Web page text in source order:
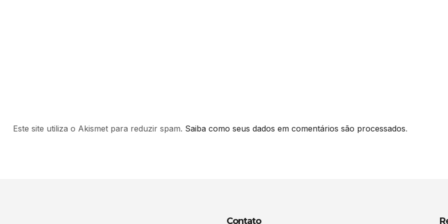
Este site utiliza o Akismet para reduzir spam. Saiba como seus dados em comentários são processados.
Contato